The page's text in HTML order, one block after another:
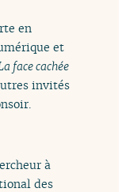
en
et
face cachée
invités
à
des